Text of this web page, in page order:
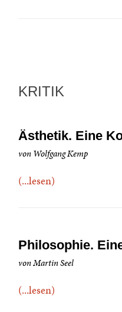
KRITIK
Ästhetik. Eine
von Wolfgang Kemp
(...lesen)
Philosophie.
von Martin Seel
(...lesen)